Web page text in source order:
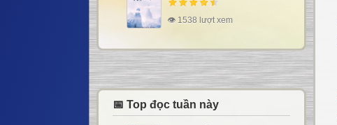
👁 1538 lượt xem
📅 Top đọc tuần này